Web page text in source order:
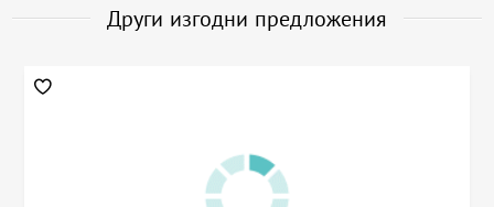
Други изгодни предложения